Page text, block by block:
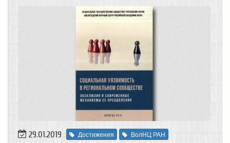
29.01.2019 Достижения ВолНЦ РАН